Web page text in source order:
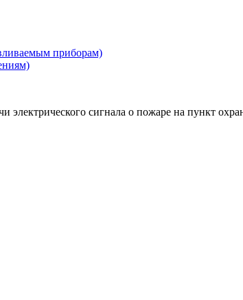
приборам)
электрического сигнала о пожаре на пункт